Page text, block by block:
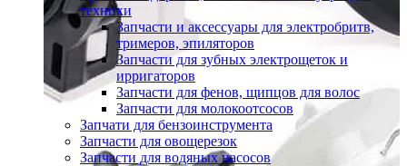
техники
Запчасти и аксессуары для электробритв,
тримеров, эпиляторов
Запчасти для зубных электрощеток и
ирригаторов
Запчасти для фенов, щипцов для волос
Запчасти для молокоотсосов
Запчати для бензоинструмента
Запчасти для овощерезок
Запчасти для водяных насосов